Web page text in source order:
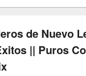
de Nuevo
|| Puros